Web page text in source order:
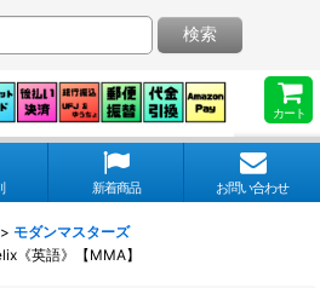
カート
検索
新着商品 お問い合わせ
> モダンマスターズ
《英語》【MMA】